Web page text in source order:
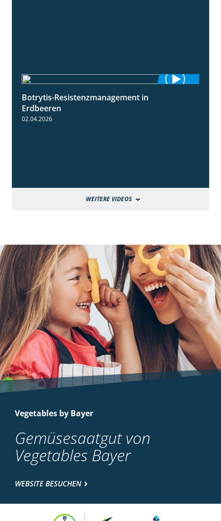
Botrytis-Resistenzmanagement in
Erdbeeren
02.04.2026
WEITERE VIDEOS
Vegetables by Bayer
Gemüsesaatgut von
Vegetables Bayer
WEBSITE BESUCHEN